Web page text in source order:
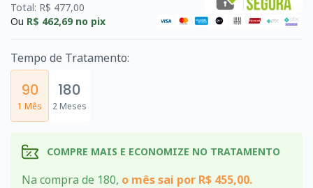
Total: R$ 477,00
Ou R$ 462,69no pix
Tempo de Tratamento:
90
1 Mês
180
2 Meses
COMPRE MAIS E ECONOMIZE NO TRATAMENTO
Na compra de 180, o mês sai por R$ 455,00.